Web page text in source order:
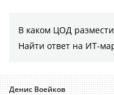
В каком ЦОД
Найти ответ на ИТ-
Денис Воейков